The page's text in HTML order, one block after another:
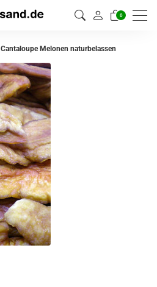
0
Cantaloupe Melonen naturbelassen